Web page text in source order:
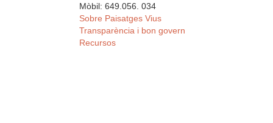
Mòbil: 649.056. 034
Sobre Paisatges Vius
Transparència i bon govern
Recursos